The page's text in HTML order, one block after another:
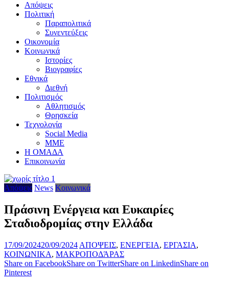
Απόψεις
Πολιτική
Παραπολιτικά
Συνεντεύξεις
Οικονομία
Κοινωνικά
Ιστορίες
Βιογραφίες
Εθνικά
Διεθνή
Πολιτισμός
Αθλητισμός
Θρησκεία
Τεχνολογία
Social Media
ΜΜΕ
Η ΟΜΑΔΑ
Επικοινωνία
Απόψεις News Κοινωνικά
Πράσινη Ενέργεια και Ευκαιρίες
Σταδιοδρομίας στην Ελλάδα
17/09/202420/09/2024 ΑΠΟΨΕΙΣ, ΕΝΕΡΓΕΙΑ, ΕΡΓΑΣΙΑ,
ΚΟΙΝΩΝΙΚΑ, ΜΑΚΡΟΠΟΔΆΡΑΣ
Share on FacebookShare on TwitterShare on LinkedinShare on
Pinterest